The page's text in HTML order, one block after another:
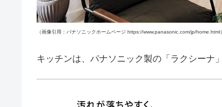
（画像引用：パナソニックホームページ https://www.panasonic.com/jp/home.html
キッチンは、パナソニック製の「ラクシーナ